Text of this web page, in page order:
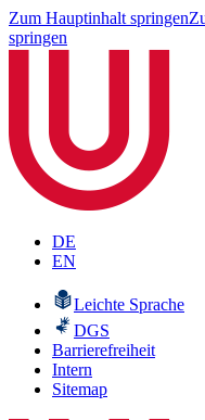
Zum Hauptinhalt springen
springen
DE
EN
Leichte Sprache
DGS
Barrierefreiheit
Intern
Sitemap